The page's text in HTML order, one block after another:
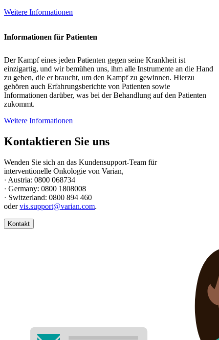
Weitere Informationen
Informationen für Patienten
Der Kampf eines jeden Patienten gegen seine Krankheit ist
einzigartig, und wir bemühen uns, ihm alle Instrumente an die Hand
zu geben, die er braucht, um den Kampf zu gewinnen. Hierzu
gehören auch Erfahrungsberichte von Patienten sowie
Informationen darüber, was bei der Behandlung auf den Patienten
zukommt.
Weitere Informationen
Kontaktieren Sie uns
Wenden Sie sich an das Kundensupport-Team für
interventionelle Onkologie von Varian,
· Austria: 0800 068734
· Germany: 0800 1808008
· Switzerland: 0800 894 460
odervis.support@varian.com.
Kontakt